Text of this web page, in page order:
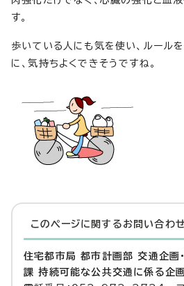
す。
歩いている人にも気を使い、ルール
に、気持ちよくできそうですね。
このページに関する お問い合わせ
住宅都市局 都市計画部 交通企画
課 持続可能な公共交通に係る企